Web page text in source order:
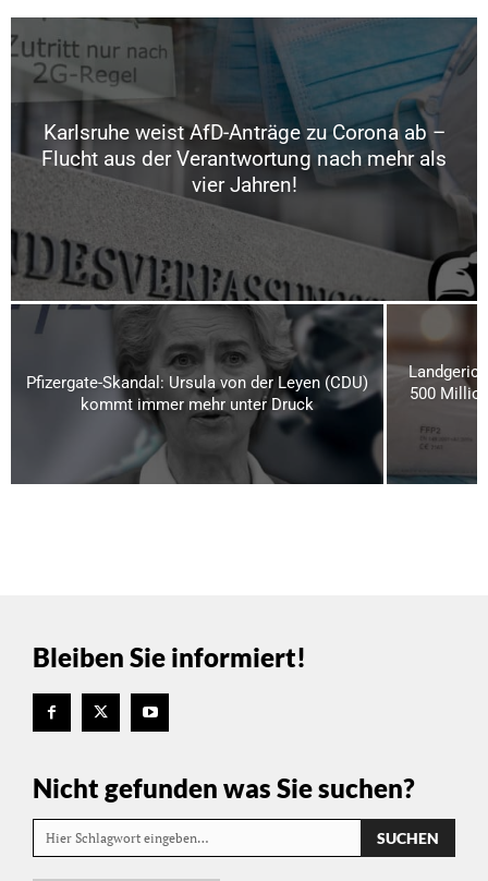
Karlsruhe weist AfD-Anträge zu Corona ab –
Flucht aus der Verantwortung nach mehr als
vier Jahren!
Pfizergate-Skandal: Ursula von der Leyen (CDU)
kommt immer mehr unter Druck
500
Bleiben Sie informiert!
Nicht gefunden was Sie suchen?
Hier Schlagwort eingeben… SUCHEN